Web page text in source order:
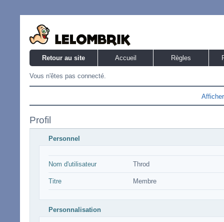
Retour au site Accueil Règles
Vous n'êtes pas connecté.
Profil
Personnel
Nom d'utilisateur Throd
Titre Membre
Personnalisation